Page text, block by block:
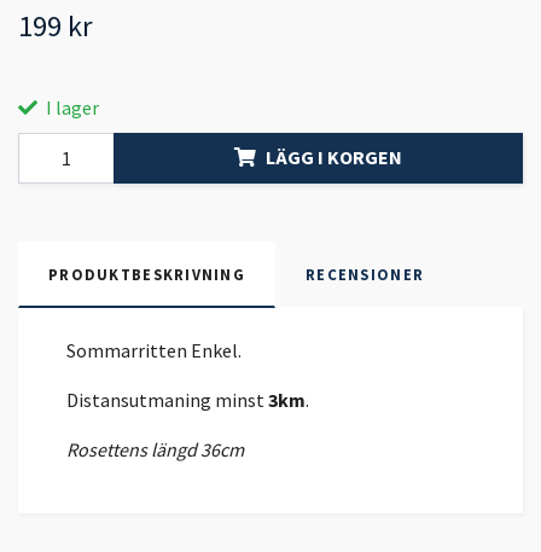
199 kr
I lager
LÄGG I KORGEN
PRODUKTBESKRIVNING RECENSIONER
Sommarritten Enkel.
Distansutmaning minst 3km.
Rosettens längd 36cm